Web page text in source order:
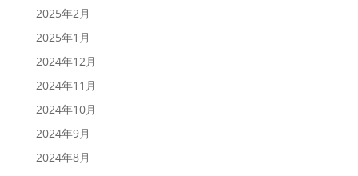
2025年2月
2025年1月
2024年12月
2024年11月
2024年10月
2024年9月
2024年8月